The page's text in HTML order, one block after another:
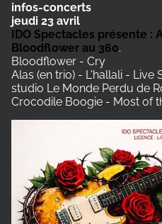
infos-concerts
jeudi 23 avril
IDO Spectacles présente :
Bloodflower au 360.
Bloodflower - Cry
Alas (en trio) - L'hallali - Live
studio Le Monde Perdu de
Crocodile Boogie - Most of